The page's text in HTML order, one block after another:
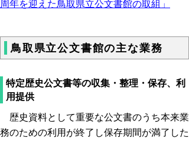
周年を迎えた鳥取県立公文書館の取組」
鳥取県立公文書館の主な業務
特定歴史公文書等の収集・整理・保存、利
用提供
歴史資料として重要な公文書のうち本来業
務のための利用が終了し保存期間が満了した